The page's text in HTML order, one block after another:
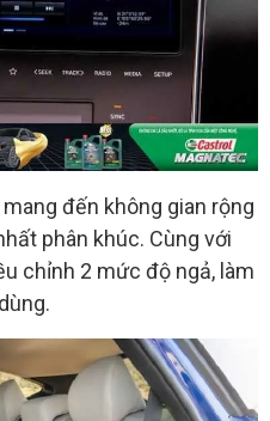
đến không gian rộng
phân khúc. Cùng với
chỉnh 2 mức độ ngả, làm